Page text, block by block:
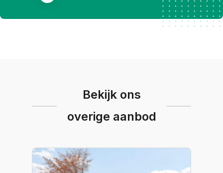
Bekijk ons
overige aanbod